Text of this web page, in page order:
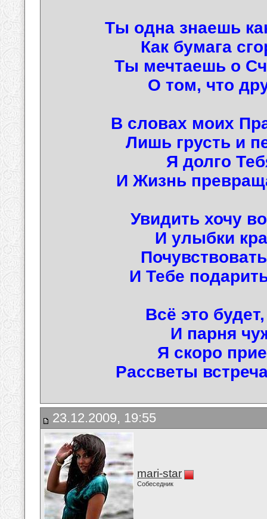
Ты одна знаешь
Как бумага
Ты мечтаешь о
О том, что
В словах моих
Лишь грусть и
Я долго
И Жизнь
Увидить хочу
И улыбки
И Тебе
Всё это
И парня
Я скоро
Рассветы
23.12.2009, 19:55
mari-star
Собеседник